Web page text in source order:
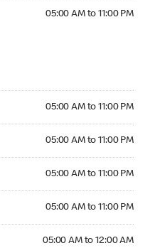
05:00 AM to 11:00 PM
05:00 AM to 11:00 PM
05:00 AM to 11:00 PM
05:00 AM to 11:00 PM
05:00 AM to 11:00 PM
05:00 AM to 12:00 AM